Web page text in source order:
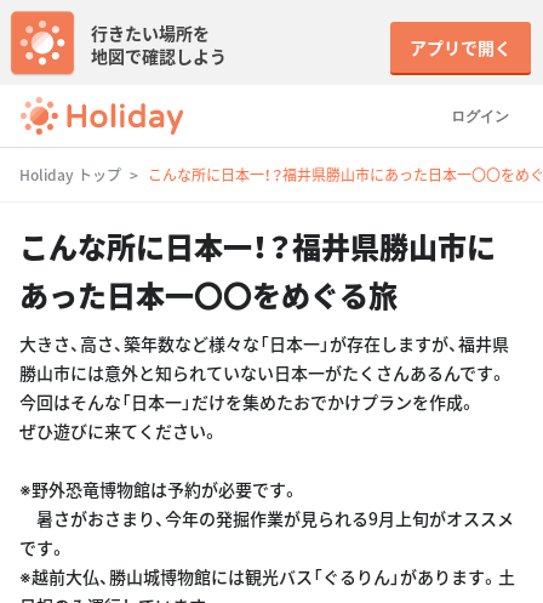
ログイン
行きたい場所を
地図で確認しよう
アプリで開く
Holiday トップ こんな所に日本一！？福井県勝山市にあった日本一〇〇をめ
こんな所に日本一！？福井県勝山市に
あった日本一〇〇をめぐる旅
大きさ、高さ、築年数など様々な「日本一」が存在しますが、福井県
勝山市には意外と知られていない日本一がたくさんあるんです。
今回はそんな「日本一」だけを集めたおでかけプランを作成。
ぜひ遊びに来てください。
※野外恐竜博物館は予約が必要です。
暑さがおさまり、今年の発掘作業が見られる9月上旬がオススメ
です。
※越前大仏、勝山城博物館には観光バス「ぐるりん」があります。土